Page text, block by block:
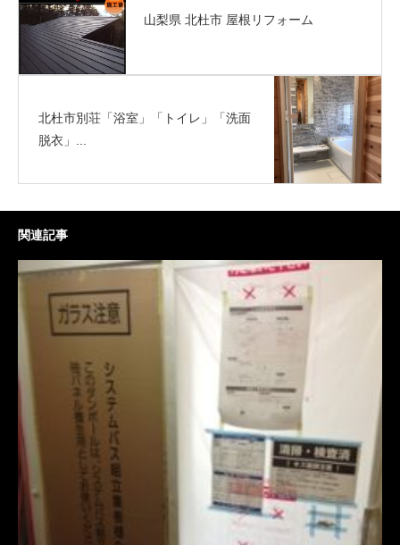
山梨県 北杜市 屋根リフォーム
北杜市別荘「浴室」「トイレ」「洗面
脱衣」...
関連記事